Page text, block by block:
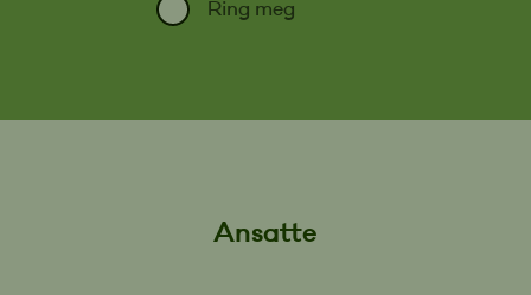
Ring meg
Ansatte